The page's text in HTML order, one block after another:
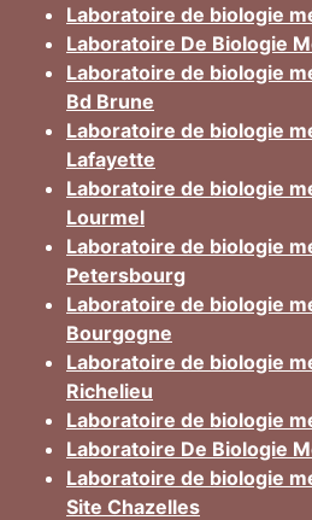
Laboratoire de biologie
Laboratoire De Biologie
Laboratoire de biologie
Bd Brune
Laboratoire de biologie
Lafayette
Laboratoire de biologie
Lourmel
Laboratoire de biologie
Petersbourg
Laboratoire de biologie
Bourgogne
Laboratoire de biologie
Richelieu
Laboratoire de biologie
Laboratoire De Biologie
Laboratoire de biologie
Site Chazelles